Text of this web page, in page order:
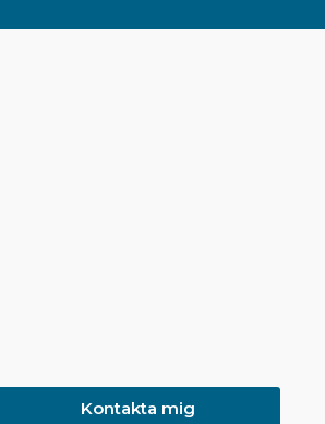
Kontakta mig